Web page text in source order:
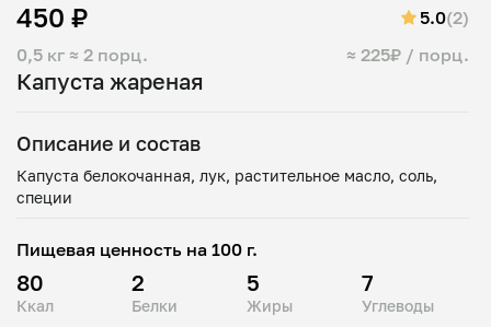
Капуста жареная
0,5 кг ≈ 2 порц. ≈ 225₽ / порц.
450 ₽ 5.0(2)
Описание и состав
Капуста белокочанная, лук, растительное масло, соль,
Пищевая ценность на 100 г.
80
Ккал
2
Белки
5
Жиры
7
Углеводы